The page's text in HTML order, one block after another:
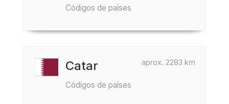
Códigos de países
aprox. 2283 km
Catar
Códigos de países